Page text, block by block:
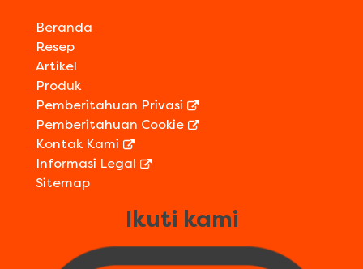
Beranda
Resep
Artikel
Produk
Pemberitahuan Privasi
Pemberitahuan Cookie
Kontak Kami
Informasi Legal
Sitemap
Ikuti kami